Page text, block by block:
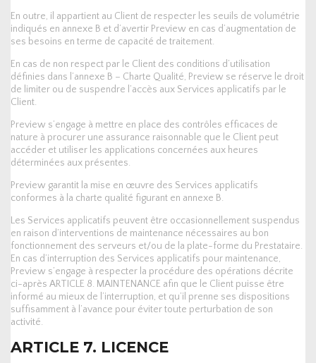
En outre, il appartient au Client de respecter les seuils de volumétrie
indiqués en annexe B et d’avertir Preview en cas d’augmentation de
ses besoins en terme de capacité de traitement.
En cas de non respect par le Client des conditions d’utilisation
définies dans l’annexe B – Charte Qualité, Preview se réserve le droit
de limiter ou de suspendre l’accès aux Services applicatifs par le
Client.
Preview s’engage à mettre en place des contrôles efficaces de
nature à procurer une assurance raisonnable que le Client peut
accéder et utiliser les applications concernées aux heures
déterminées aux présentes.
Preview garantit la mise en œuvre des Services applicatifs
conformes à la charte qualité figurant en annexe B.
Les Services applicatifs peuvent être occasionnellement suspendus
en raison d’interventions de maintenance nécessaires au bon
fonctionnement des serveurs et/ou de la plate-forme du Prestataire.
En cas d’interruption des Services applicatifs pour maintenance,
Preview s’engage à respecter la procédure des opérations décrite
ci-après ARTICLE 8. MAINTENANCE afin que le Client puisse être
informé au mieux de l’interruption, et qu’il prenne ses dispositions
suffisamment à l’avance pour éviter toute perturbation de son
activité.
ARTICLE 7. LICENCE